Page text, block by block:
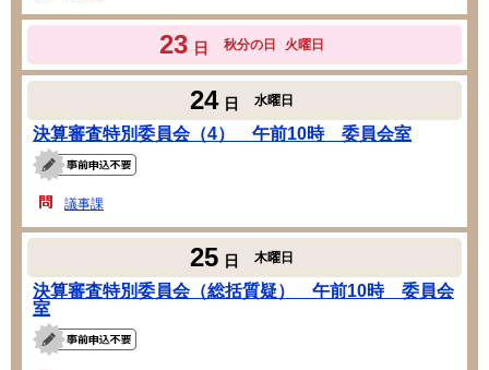
23 日 秋分の日 火曜日
24 日 水曜日
決算審査特別委員会（4） 午前10時 委員会室
議事課
25 日 木曜日
決算審査特別委員会（総括質疑） 午前10時 委員会
室